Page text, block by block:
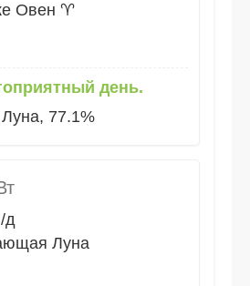
Овен ♈
день.
77.1%
д
Луна